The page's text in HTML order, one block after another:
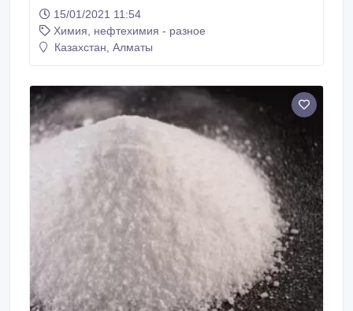
добавкам Всемирной организации
здравоохранения, аскорбиновая кислота в дозе, не
превышающей 0, 5 мг/кг массы тела человека,
предотвращения окислительной порчи жиров в
продуктах питания.
15/01/2021 11:54
Химия, нефтехимия - разное
Казахстан, Алматы